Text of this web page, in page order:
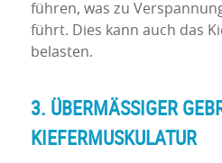
führen, was zu
führt. Dies kann auch das
belasten.
3. ÜBERMÄSSIGER
IEFERMUSKULATUR